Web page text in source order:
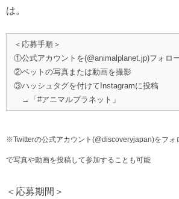
は。
＜応募手順＞
①公式アカウントを(@animalplanet.jp)フォロ
②ペットの写真または動画を撮影
③ハッシュタグを付けてInstagramに投稿
→「#アニマルプラネット」
※Twitterの公式アカウント(@discoveryjapan)をフォ
で写真や動画を投稿して参加することも可能
＜応募期間＞